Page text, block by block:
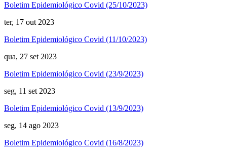
Boletim Epidemiológico Covid (25/10/2023)
ter, 17 out 2023
Boletim Epidemiológico Covid (11/10/2023)
qua, 27 set 2023
Boletim Epidemiológico Covid (23/9/2023)
seg, 11 set 2023
Boletim Epidemiológico Covid (13/9/2023)
seg, 14 ago 2023
Boletim Epidemiológico Covid (16/8/2023)